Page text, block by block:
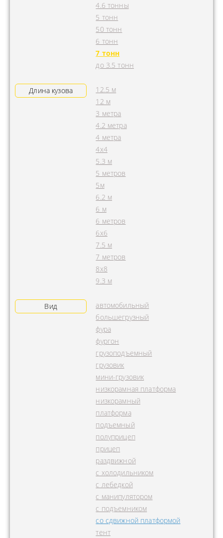
4.6 тонны
5 тонн
50 тонн
6 тонн
7 тонн
до 3.5 тонн
Длина кузова
12.5 м
12 м
3 метра
4.2 метра
4 метра
4x4
5.3 м
5 метров
5м
6.2 м
6 м
6 метров
6х6
7.5 м
7 метров
8х8
9.3 м
Вид
автомобильный
большегрузный
фура
фургон
грузоподъемный
грузовик
мини-грузовик
низкорамная платформа
низкорамный
платформа
подъемный
полуприцеп
прицеп
раздвижной
с холодильником
с лебедкой
с манипулятором
с подъемником
со сдвижной платформой
тент